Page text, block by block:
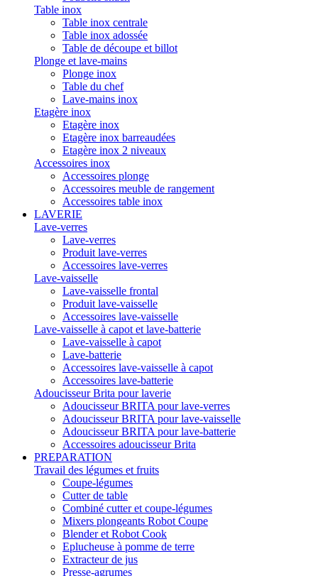
Table inox
Table inox centrale
Table inox adossée
Table de découpe et billot
Plonge et lave-mains
Plonge inox
Table du chef
Lave-mains inox
Etagère inox
Etagère inox
Etagère inox barreaudées
Etagère inox 2 niveaux
Accessoires inox
Accessoires plonge
Accessoires meuble de rangement
Accessoires table inox
LAVERIE
Lave-verres
Lave-verres
Produit lave-verres
Accessoires lave-verres
Lave-vaisselle
Lave-vaisselle frontal
Produit lave-vaisselle
Accessoires lave-vaisselle
Lave-vaisselle à capot et lave-batterie
Lave-vaisselle à capot
Lave-batterie
Accessoires lave-vaisselle à capot
Accessoires lave-batterie
Adoucisseur Brita pour laverie
Adoucisseur BRITA pour lave-verres
Adoucisseur BRITA pour lave-vaisselle
Adoucisseur BRITA pour lave-batterie
Accessoires adoucisseur Brita
PREPARATION
Travail des légumes et fruits
Coupe-légumes
Cutter de table
Combiné cutter et coupe-légumes
Mixers plongeants Robot Coupe
Blender et Robot Cook
Eplucheuse à pomme de terre
Extracteur de jus
Presse-agrumes